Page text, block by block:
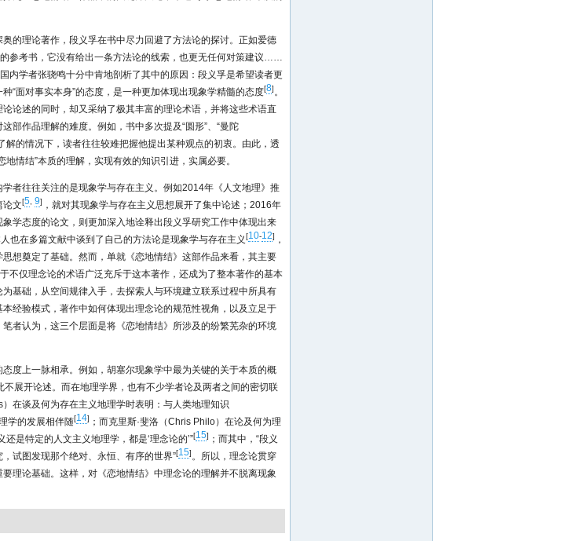
的理论著作，段义孚在书中尽力回避了方法论的探讨。正如爱德
参考书，它没有给出一条方法论的线索，也更无任何对策建议……
内学者张骁鸣十分中肯地剖析了其中的原因：段义孚是希望读者更
“面对事实本身”的态度，是一种更加体现出现象学精髓的态度[8]。
论述的同时，却又采纳了极其丰富的理论术语，并将这些术语直
部作品理解的难度。例如，书中多次提及“圆形”、“曼陀
解的情况下，读者往往较难把握他提出某种观点的初衷。由此，透
情结”本质的理解，实现有效的知识引进，实属必要。
者往往关注的是现象学与存在主义。例如2014年《人文地理》推
论文[5, 9] ，就对其现象学与存在主义思想展开了集中论述；2016年
象学态度的论文，则更加深入地诠释出段义孚研究工作中体现出来
也在多篇文献中谈到了自己的方法论是现象学与存在主义[10-12] ，
想奠定了基础。然而，单就《恋地情结》这部作品来看，其主要
不仅理念论的术语广泛充斥于这本著作，还成为了整本著作的基本
基础，从空间规律入手，去探索人与环境建立联系过程中所具有
经验模式，著作中如何体现出理念论的规范性视角，以及立足于
者认为，这三个层面是将《恋地情结》所涉及的纷繁芜杂的环境
度上一脉相承。例如，胡塞尔现象学中最为关键的关于本质的概
不展开论述。而在地理学界，也有不少学者论及两者之间的密切联
在谈及何为存在主义地理学时表明：与人类地理知识
学的发展相伴随[14] ；而克里斯·斐洛（Chris Philo）在论及何为理
是特定的人文主义地理学，都是‘理念论的’”[15] ；而其中，“段义
试图发现那个绝对、永恒、有序的世界”[15]。所以，理念论贯穿
理论基础。这样，对《恋地情结》中理念论的理解并不脱离现象